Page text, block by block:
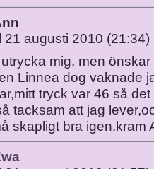
augusti 2010 (21:34)
mig, men
Linnea dog vaknade
tryck var 46 så
tacksam att jag
skapligt bra igen.kram